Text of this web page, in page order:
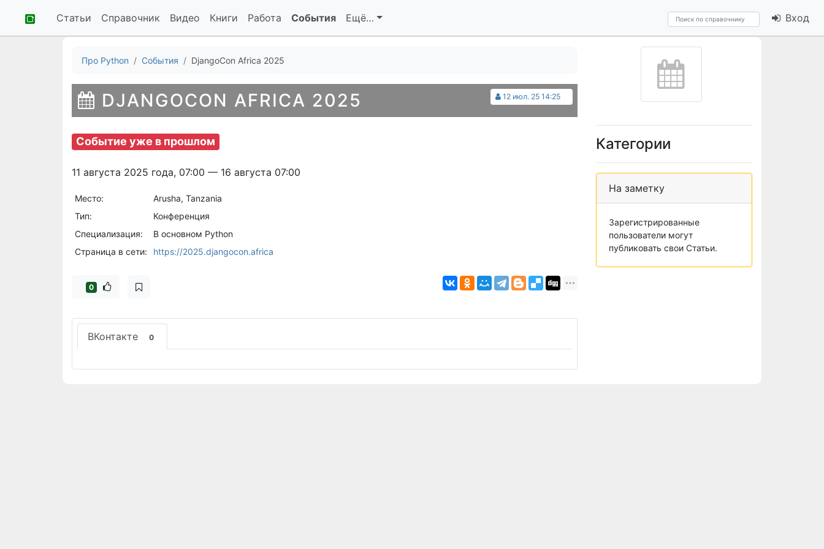
Статьи Справочник Видео Книги Работа События Ещё… Вход
Про Python События DjangoCon Africa 2025
12 июл. 25 14:25
DJANGOCON AFRICA 2025
Событие уже в прошлом
11 августа 2025 года, 07:00 — 16 августа 07:00
Место:
Arusha, Tanzania
Тип:
Конференция
Специализация:
В основном Python
Страница в сети:
https://2025.djangocon.africa
0
ВКонтакте 0
Категории
На заметку
Зарегистрированные
пользователи могут
публиковать свои Статьи.